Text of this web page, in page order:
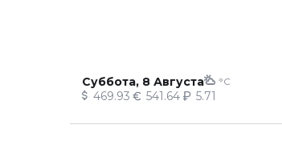
Суббота, 8 Августа °C
469.93 541.64 5.71